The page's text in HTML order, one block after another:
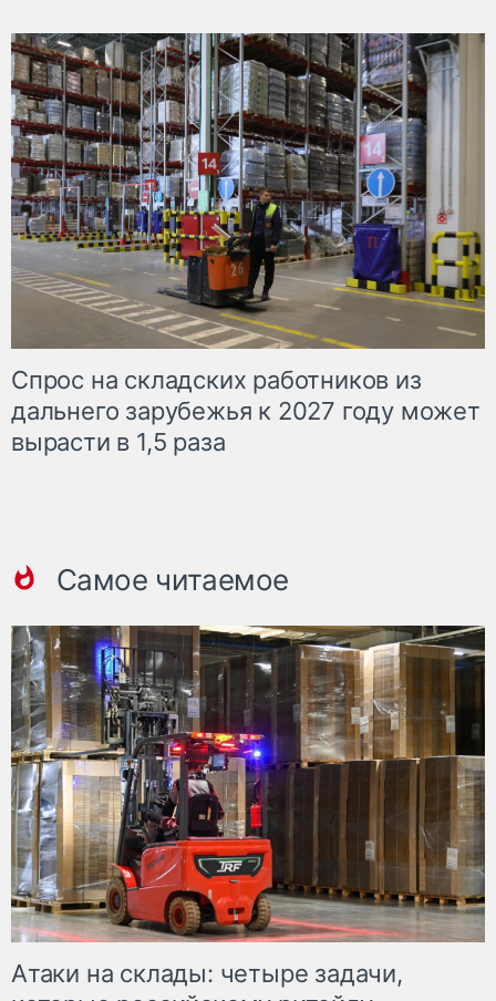
Спрос на складских работников из
дальнего зарубежья к 2027 году может
вырасти в 1,5 раза
Самое читаемое
Атаки на склады: четыре задачи,